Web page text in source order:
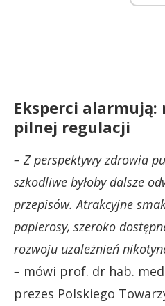
Eksperci
pilnej regulacji
– Z perspektywy zdrowia
szkodliwe byłoby dalsze
przepisów. Atrakcyjne
papierosy, szeroko
rozwoju uzależnień
– mówi prof. dr hab.
prezes Polskiego